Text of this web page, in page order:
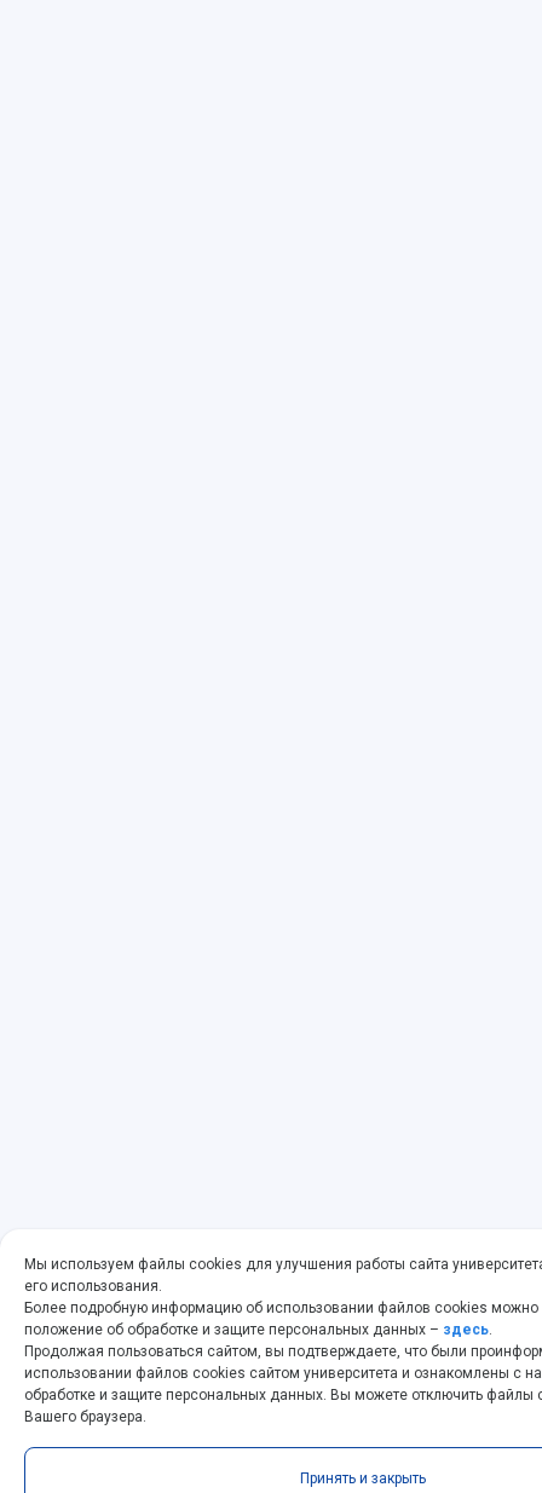
Мы используем файлы cookies для улучшения работы сайта
его использования.
Более подробную информацию об использовании файлов cookies можно
положение об обработке и защите персональных данных – здесь.
Продолжая пользоваться сайтом, вы подтверждаете, что были
использовании файлов cookies сайтом университета и ознакомлены с
обработке и защите персональных данных. Вы можете отключить файлы
Вашего браузера.
Принять и закрыть